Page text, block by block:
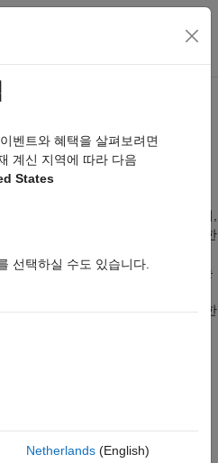
메뉴 토글
어 알고리즘의 설계
제어)에서는, 모터의 공기갭 자속을
니다. 자속을 일정하게 유지함으로써,
나 효율이 저하되는 일 없이 광범위한
수를 조절하여 모터 속도를 설정하는
때는 일반적으로 권선의 저항에 의한
분한 시동 토크를 확보하도록 전압
효과적으로 제어합니다. 개루프
어로의 전환을 부드럽게 이루어
벤트와 혜택을 살펴보려면
계신 지역에 따라 다음
States
선택하실 수도 있습니다.
Netherlands(English)